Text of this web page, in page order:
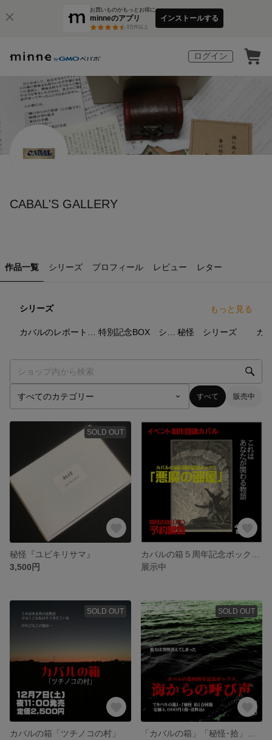
お買いものがもっとお得に
minneのアプリ
3万件以上
インストールする
ログイン
CABAL'S GALLERY
作品一覧 シリーズ プロフィール レビュー レター
シリーズ もっと見る
秘怪 シリーズ
すべて 販売中
SOLD OUT
秘怪『ユビキリサマ』
3,500円
展示中
SOLD OUT
カバルの箱「ツチノコの村」
SOLD OUT